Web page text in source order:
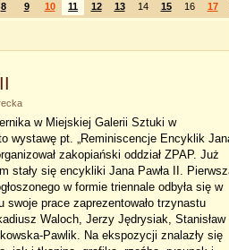
8 9 10 11 12 13 14 15 16 17
w Miejskiej Galerii Sztuki w
wystawę pt. „Reminiscencje Encyklik
zakopiański oddział ZPAP. Już
stały się encykliki Jana Pawła II.
w formie triennale odbyła się w
swoje prace zaprezentowało trzynastu
Waloch, Jerzy Jędrysiak, Stanisław
Pawlik. Na ekspozycji znalazły się